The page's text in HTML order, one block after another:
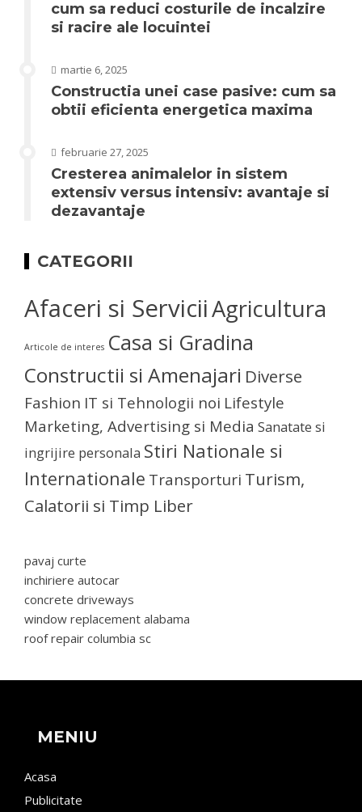
cum sa reduci costurile de incalzire
si racire ale locuintei
martie 6, 2025
Constructia unei case pasive: cum sa
obtii eficienta energetica maxima
februarie 27, 2025
Cresterea animalelor in sistem
extensiv versus intensiv: avantaje si
dezavantaje
CATEGORII
Afaceri si ServiciiAgricultura
Articole de interes Casa si Gradina
Constructii si Amenajari Diverse
Fashion IT si Tehnologii noi Lifestyle
Marketing, Advertising si Media Sanatate si
ingrijire personala Stiri Nationale si
Internationale Transporturi Turism,
Calatorii si Timp Liber
pavaj curte
inchiriere autocar
concrete driveways
window replacement alabama
roof repair columbia sc
MENIU
Acasa
Publicitate